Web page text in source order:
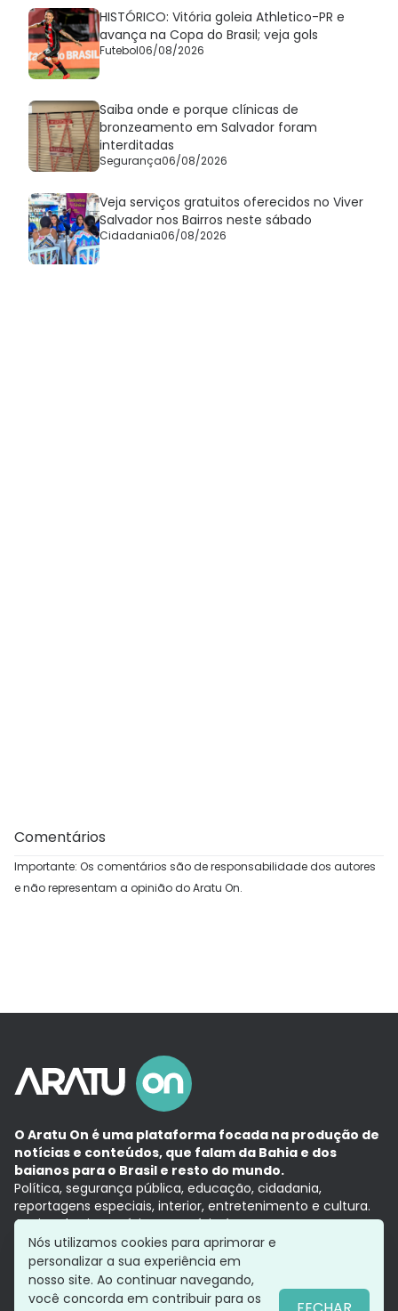
HISTÓRICO: Vitória goleia Athletico-PR e
avança na Copa do Brasil; veja gols
Futebol06/08/2026
Saiba onde e porque clínicas de
bronzeamento em Salvador foram
interditadas
Segurança06/08/2026
Veja serviços gratuitos oferecidos no Viver
Salvador nos Bairros neste sábado
Cidadania06/08/2026
Comentários
Importante: Os comentários são de responsabilidade dos autores
e não representam a opinião do Aratu On.
O Aratu On é uma plataforma focada na produção de
notícias e conteúdos, que falam da Bahia e dos
baianos para o Brasil e resto do mundo.
Política, segurança pública, educação, cidadania,
reportagens especiais, interior, entretenimento e cultura.
Aqui, tudo vira notícia e a notícia é no tempo presente,
com a credibilidade do Grupo Aratu.
Grupo Aratu
Política de privacidade
Nós utilizamos cookies para aprimorar e
personalizar a sua experiência em
nosso site. Ao continuar navegando,
você concorda em contribuir para os